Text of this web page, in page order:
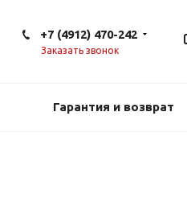
+7 (4912) 470-242
Заказать звонок
Гарантия и возврат